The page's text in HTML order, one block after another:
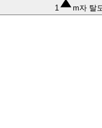
1 m자 탈